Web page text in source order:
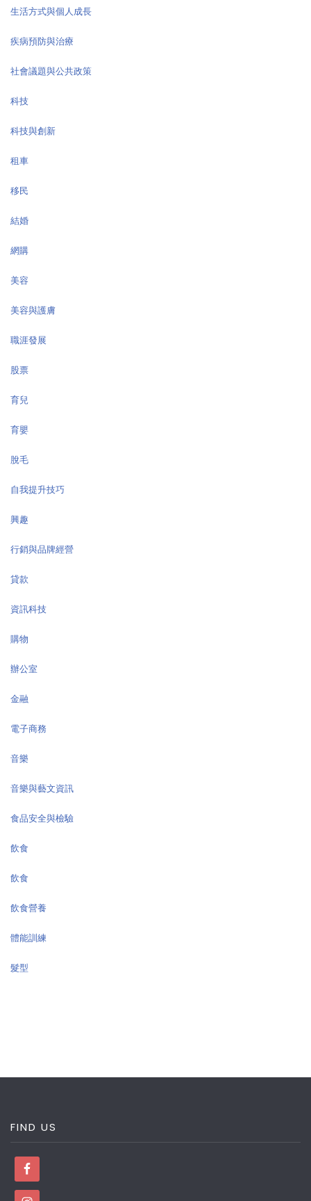
生活方式與個人成長
疾病預防與治療
社會議題與公共政策
科技
科技與創新
租車
移民
結婚
網購
美容
美容與護膚
職涯發展
股票
育兒
育嬰
脫毛
自我提升技巧
興趣
行銷與品牌經營
貸款
資訊科技
購物
辦公室
金融
電子商務
音樂
音樂與藝文資訊
食品安全與檢驗
飲食
飲食
飲食營養
體能訓練
髮型
FIND US